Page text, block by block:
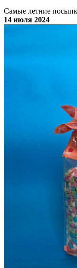
Самые летние
14 июля 2024